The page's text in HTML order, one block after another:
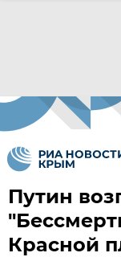
Путин
Красной